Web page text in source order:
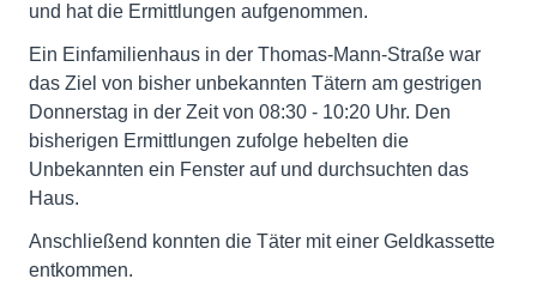
und hat die Ermittlungen aufgenommen.
Ein Einfamilienhaus in der Thomas-Mann-Straße war
das Ziel von bisher unbekannten Tätern am gestrigen
Donnerstag in der Zeit von 08:30 - 10:20 Uhr. Den
bisherigen Ermittlungen zufolge hebelten die
Unbekannten ein Fenster auf und durchsuchten das
Haus.
Anschließend konnten die Täter mit einer Geldkassette
entkommen.